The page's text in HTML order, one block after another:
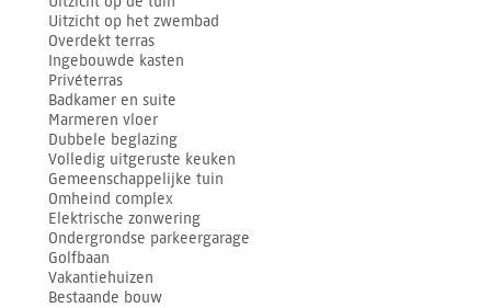
Uitzicht op het zwembad
Overdekt terras
Ingebouwde kasten
Privéterras
Badkamer en suite
Marmeren vloer
Dubbele beglazing
Volledig uitgeruste keuken
Gemeenschappelijke tuin
Omheind complex
Elektrische zonwering
Ondergrondse parkeergarage
Golfbaan
Vakantiehuizen
Bestaande bouw